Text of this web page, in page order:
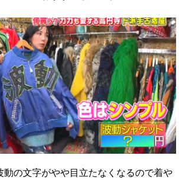
動の文字がやや目立たなくなるので着や